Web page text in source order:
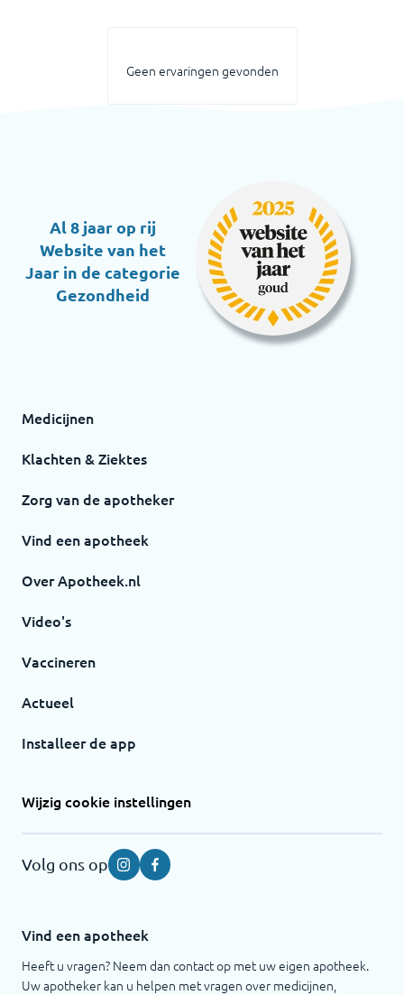
Geen ervaringen gevonden
Al 8 jaar op rij
Website van het
Jaar in de categorie
Gezondheid
Medicijnen
Klachten & Ziektes
Zorg van de apotheker
Vind een apotheek
Over Apotheek.nl
Video's
Vaccineren
Actueel
Installeer de app
Wijzig cookie instellingen
Volg ons op InstagramFacebook
Vind een apotheek
Heeft u vragen? Neem dan contact op met uw eigen apotheek.
Uw apotheker kan u helpen met vragen over medicijnen,